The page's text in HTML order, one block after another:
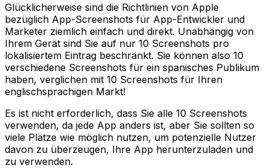
Glücklicherweise sind die Richtlinien von Apple
bezüglich App-Screenshots für App-Entwickler und
Marketer ziemlich einfach und direkt. Unabhängig von
Ihrem Gerät sind Sie auf nur 10 Screenshots pro
lokalisiertem Eintrag beschränkt. Sie können also 10
verschiedene Screenshots für ein spanisches Publikum
haben, verglichen mit 10 Screenshots für Ihren
englischsprachigen Markt!
Es ist nicht erforderlich, dass Sie alle 10 Screenshots
verwenden, da jede App anders ist, aber Sie sollten so
viele Plätze wie möglich nutzen, um potenzielle Nutzer
davon zu überzeugen, Ihre App herunterzuladen und
zu verwenden.